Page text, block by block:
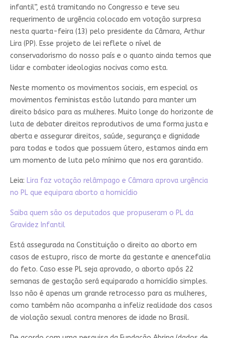
infantil”, está tramitando no Congresso e teve seu
requerimento de urgência colocado em votação surpresa
nesta quarta-feira (13) pelo presidente da Câmara, Arthur
Lira (PP). Esse projeto de lei reflete o nível de
conservadorismo do nosso país e o quanto ainda temos que
lidar e combater ideologias nocivas como esta.
Neste momento os movimentos sociais, em especial os
movimentos feministas estão lutando para manter um
direito básico para as mulheres. Muito longe do horizonte de
luta de debater direitos reprodutivos de uma forma justa e
aberta e assegurar direitos, saúde, segurança e dignidade
para todas e todos que possuem útero, estamos ainda em
um momento de luta pelo mínimo que nos era garantido.
Leia: Lira faz votação relâmpago e Câmara aprova urgência
no PL que equipara aborto a homicídio
Saiba quem são os deputados que propuseram o PL da
Gravidez Infantil
Está assegurada na Constituição o direito ao aborto em
casos de estupro, risco de morte da gestante e anencefalia
do feto. Caso esse PL seja aprovado, o aborto após 22
semanas de gestação será equiparado a homicídio simples.
Isso não é apenas um grande retrocesso para as mulheres,
como também não acompanha a infeliz realidade dos casos
de violação sexual contra menores de idade no Brasil.